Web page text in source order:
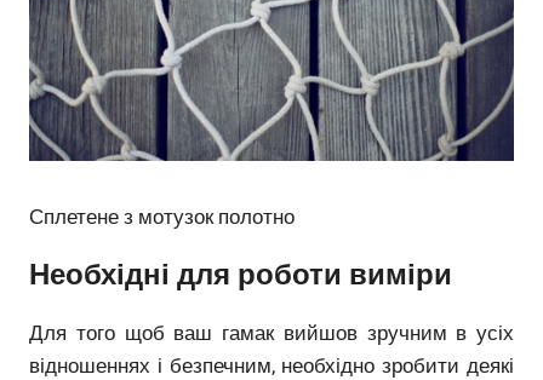
Сплетене з мотузок полотно
Необхідні для роботи виміри
Для того щоб ваш гамак вийшов зручним в усіх
відношеннях і безпечним, необхідно зробити деякі